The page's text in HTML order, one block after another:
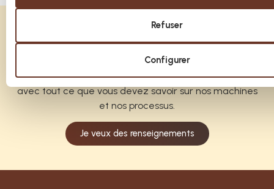
Avez-vous besoin de
conseils ?
Écrivez-nous et nous serons heureux de vous aider
avec tout ce que vous devez savoir sur nos machines
et nos processus.
Je veux des renseignements
Configurer
Refuser